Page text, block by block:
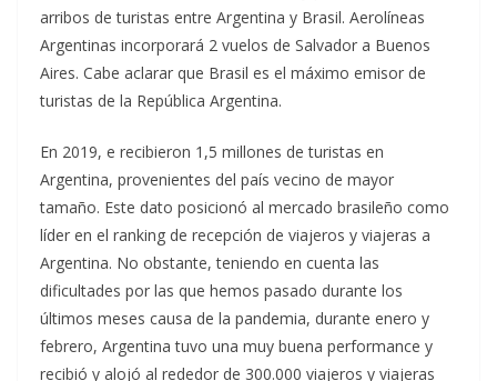
arribos de turistas entre Argentina y Brasil. Aerolíneas
Argentinas incorporará 2 vuelos de Salvador a Buenos
Aires. Cabe aclarar que Brasil es el máximo emisor de
turistas de la República Argentina.
En 2019, e recibieron 1,5 millones de turistas en
Argentina, provenientes del país vecino de mayor
tamaño. Este dato posicionó al mercado brasileño como
líder en el ranking de recepción de viajeros y viajeras a
Argentina. No obstante, teniendo en cuenta las
dificultades por las que hemos pasado durante los
últimos meses causa de la pandemia, durante enero y
febrero, Argentina tuvo una muy buena performance y
recibió y alojó al rededor de 300.000 viajeros y viajeras